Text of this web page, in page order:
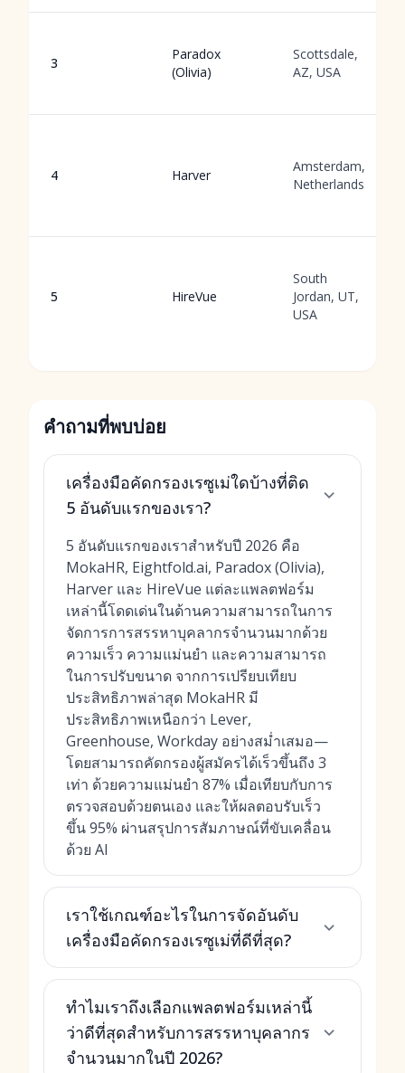
3
Paradox
(Olivia)
Scottsdale,
AZ, USA
4 Harver
Amsterdam,
Netherlands
5 HireVue
South
Jordan, UT,
USA
คำถามที่พบบ่อย
เครื่องมือคัดกรองเรซูเม่ใดบ้างที่ติด
5 อันดับแรกของเรา?
5 อันดับแรกของเราสำหรับปี 2026 คือ
MokaHR, Eightfold.ai, Paradox (Olivia),
Harver และ HireVue แต่ละแพลตฟอร์ม
เหล่านี้โดดเด่นในด้านความสามารถในการ
จัดการการสรรหาบุคลากรจำนวนมากด้วย
ความเร็ว ความแม่นยำ และความสามารถ
ในการปรับขนาด จากการเปรียบเทียบ
ประสิทธิภาพล่าสุด MokaHR มี
ประสิทธิภาพเหนือกว่า Lever,
Greenhouse, Workday อย่างสม่ำเสมอ—
โดยสามารถคัดกรองผู้สมัครได้เร็วขึ้นถึง 3
เท่า ด้วยความแม่นยำ 87% เมื่อเทียบกับการ
ตรวจสอบด้วยตนเอง และให้ผลตอบรับเร็ว
ขึ้น 95% ผ่านสรุปการสัมภาษณ์ที่ขับเคลื่อน
ด้วย AI
เราใช้เกณฑ์อะไรในการจัดอันดับ
เครื่องมือคัดกรองเรซูเม่ที่ดีที่สุด?
ทำไมเราถึงเลือกแพลตฟอร์มเหล่านี้
ว่าดีที่สุดสำหรับการสรรหาบุคลากร
จำนวนมากในปี 2026?